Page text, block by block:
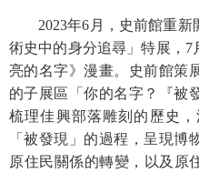
民
服
務
性
別
2023年6月，史前館重
術史中的身分追尋」特展，7
亮的名字》漫畫。史前館策
的子展區「你的名字？『被
梳理佳興部落雕刻的歷史
「被發現」的過程，呈現
原住民關係的轉變，以及原